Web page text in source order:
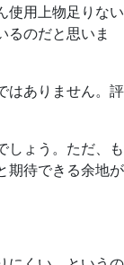
使用上物足りない
るのだと思いま
はありません。評
しょう。ただ、も
期待できる余地が